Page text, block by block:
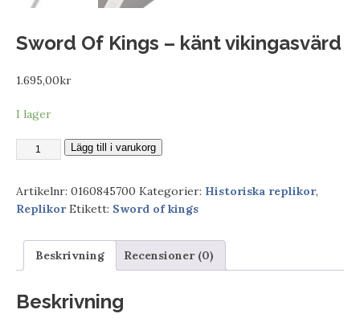
Sword Of Kings – känt vikingasvärd
1.695,00kr
I lager
Lägg till i varukorg
Artikelnr: 0160845700 Kategorier: Historiska replikor,
Replikor Etikett: Sword of kings
Beskrivning Recensioner (0)
Beskrivning